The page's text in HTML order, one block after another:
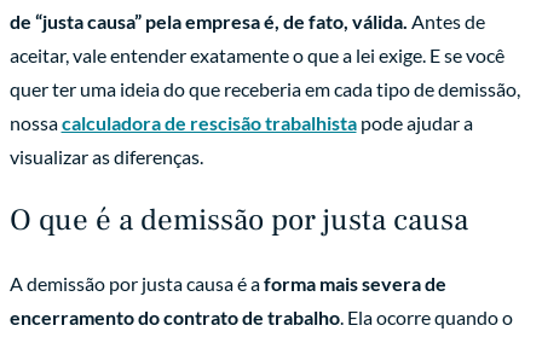
de “justa causa” pela empresa é, de fato, válida. Antes de
aceitar, vale entender exatamente o que a lei exige. E se você
quer ter uma ideia do que receberia em cada tipo de demissão,
nossacalculadora de rescisão trabalhistapode ajudar a
visualizar as diferenças.
O que é a demissão por justa causa
A demissão por justa causa é aforma mais severa de
encerramento do contrato de trabalho. Ela ocorre quando o